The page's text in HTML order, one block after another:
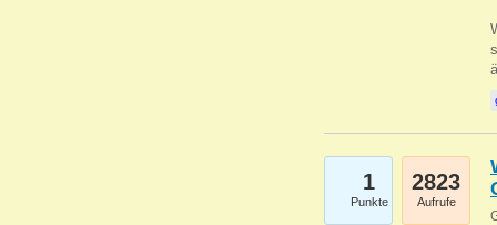
1
Punkte
2823
Aufrufe